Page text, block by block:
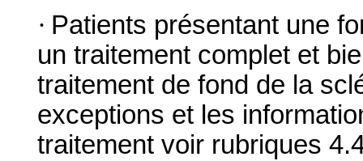
· Patients présentant une
un traitement complet et
traitement de fond de la
exceptions et les
traitement voir rubriques